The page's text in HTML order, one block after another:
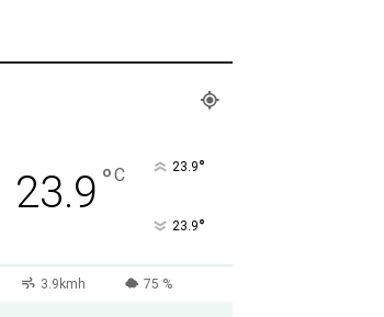
23.9 °C 23.9°
23.9°
3.9kmh 75 %